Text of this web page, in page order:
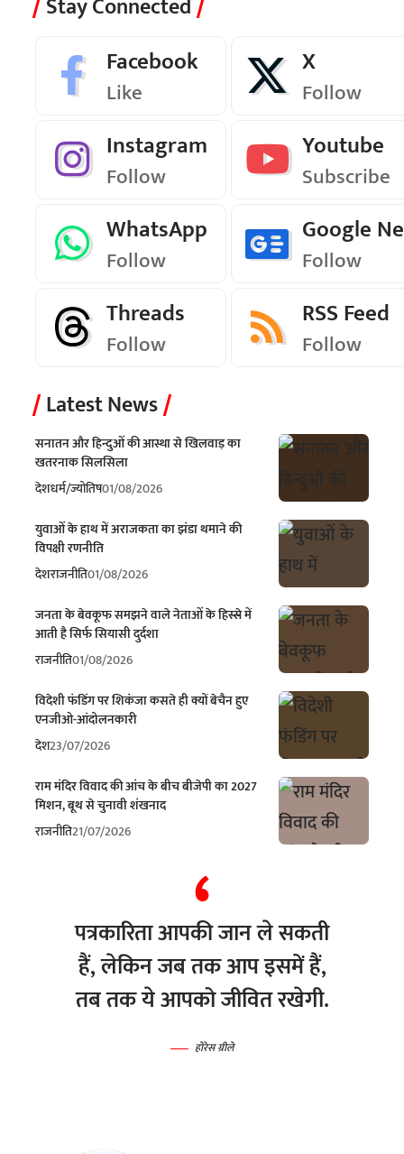
Facebook
Like
X
Follow
Instagram
Follow
Youtube
Subscribe
WhatsApp
Follow
Google
Follow
Threads
Follow
RSS Feed
Follow
Latest News
सनातन और हिन्दुओं की आस्था से खिलवाड़ का
खतरनाक सिलसिला
देशधर्म/ज्योतिष01/08/2026
युवाओं के हाथ में अराजकता का झंडा थमाने की
विपक्षी रणनीति
देशराजनीति01/08/2026
जनता के बेवकूफ समझने वाले नेताओं के हिस्से में
आती है सिर्फ सियासी दुर्दशा
राजनीति01/08/2026
विदेशी फंडिंग पर शिकंजा कसते ही क्यों बेचैन हुए
एनजीओ-आंदोलनकारी
देश23/07/2026
राम मंदिर विवाद की आंच के बीच बीजेपी का 2027
मिशन, बूथ से चुनावी शंखनाद
राजनीति21/07/2026
पत्रकारिता आपकी जान ले सकती
हैं, लेकिन जब तक आप इसमें हैं,
तब तक ये आपको जीवित रखेगी.
होरेस ग्रीले